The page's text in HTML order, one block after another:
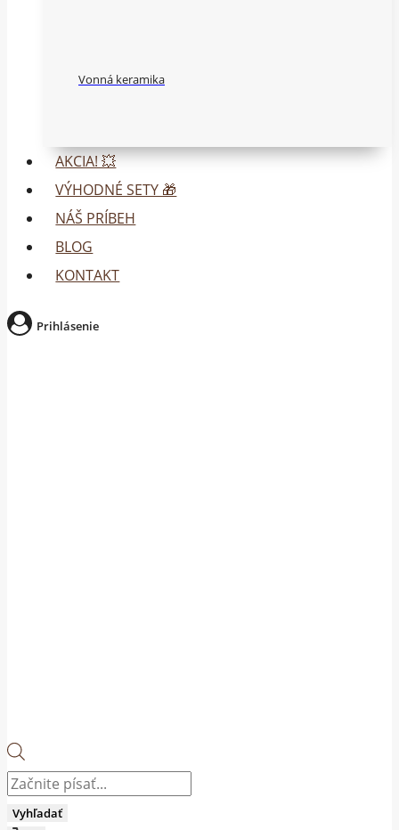
Vonná keramika
AKCIA! 💥
VÝHODNÉ SETY 🎁
NÁŠ PRÍBEH
BLOG
KONTAKT
Prihlásenie
Products
search
Vyhľadať